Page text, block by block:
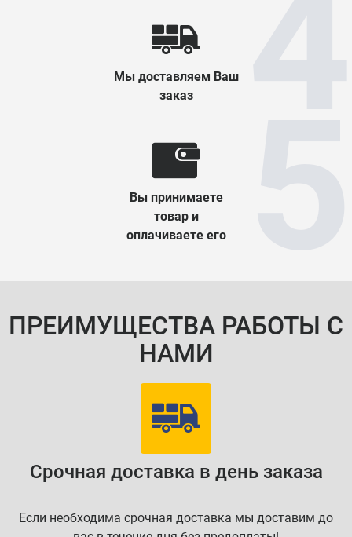
Мы доставляем Ваш
заказ
Вы принимаете
товар и
оплачиваете его
ПРЕИМУЩЕСТВА РАБОТЫ С
НАМИ
Срочная доставка в день заказа
Если необходима срочная доставка мы доставим до